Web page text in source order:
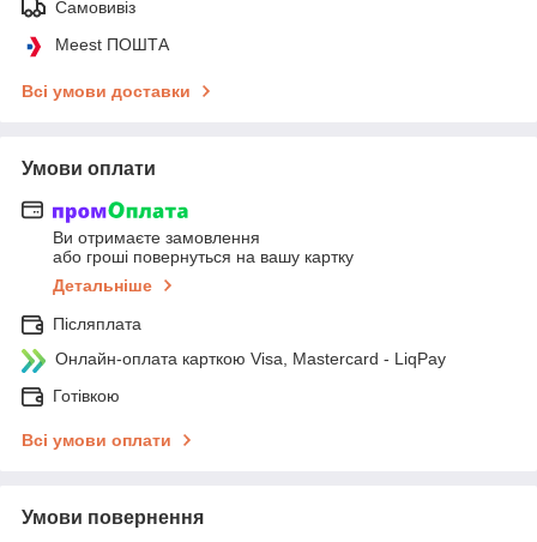
Самовивіз
Meest ПОШТА
Всі умови доставки
Умови оплати
Ви отримаєте замовлення
або гроші повернуться на вашу картку
Детальніше
Післяплата
Онлайн-оплата карткою Visa, Mastercard - LiqPay
Готівкою
Всі умови оплати
Умови повернення